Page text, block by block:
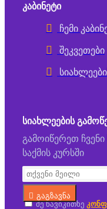
ᲙᲐᲑᲘᲜᲔᲢᲘ
ჩემი
შეკვეთები
ᲡᲘᲐᲮᲚᲔᲔᲑᲘᲡ
გამოიწერეთ
საქმის კურსში
გაგზავნა
მე წავიკითხე